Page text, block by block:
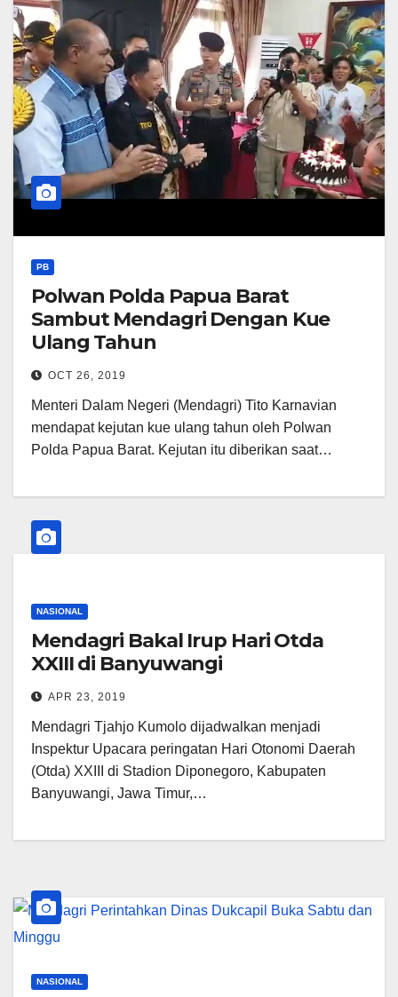
PB
Polwan Polda Papua Barat
Sambut Mendagri Dengan Kue
Ulang Tahun
OCT 26, 2019
Menteri Dalam Negeri (Mendagri) Tito Karnavian
mendapat kejutan kue ulang tahun oleh Polwan
Polda Papua Barat. Kejutan itu diberikan saat…
NASIONAL
Mendagri Bakal Irup Hari Otda
XXIII di Banyuwangi
APR 23, 2019
Mendagri Tjahjo Kumolo dijadwalkan menjadi
Inspektur Upacara peringatan Hari Otonomi Daerah
(Otda) XXIII di Stadion Diponegoro, Kabupaten
Banyuwangi, Jawa Timur,…
NASIONAL